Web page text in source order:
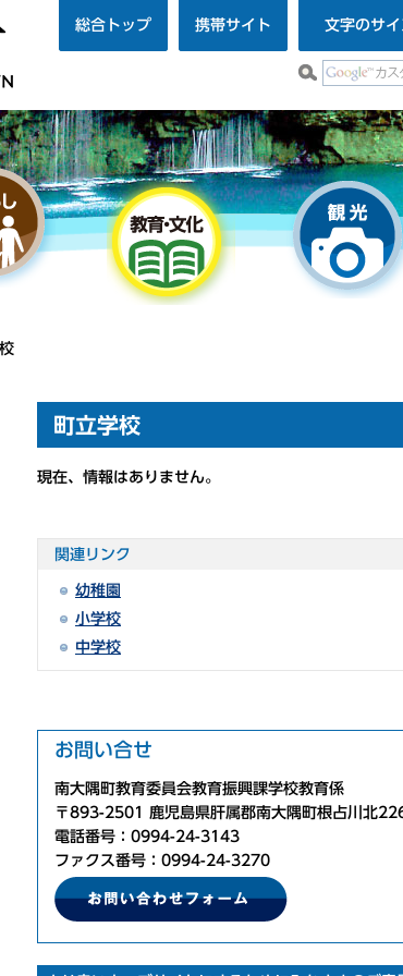
総合トップ 携帯サイト 文字のサ
町立学校
現在、情報はありません。
関連リンク
幼稚園
小学校
中学校
お問い合せ
南大隅町教育委員会教育振興課学校教育係
〒893-2501 鹿児島県肝属郡南大隅町根占川北
電話番号：0994-24-3143
ファクス番号：0994-24-3270